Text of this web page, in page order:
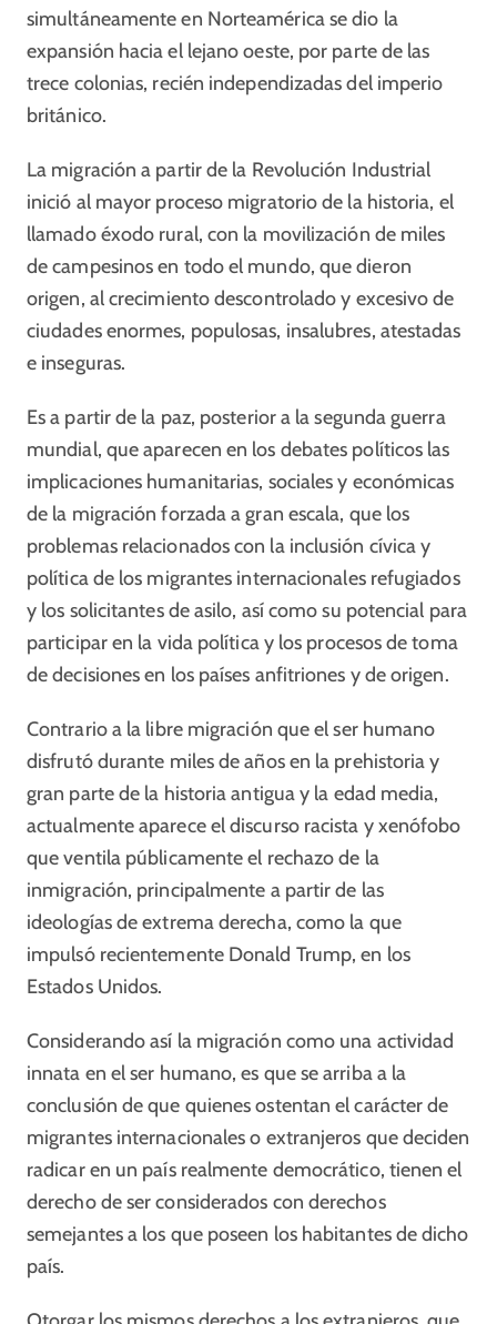
simultáneamente en Norteamérica se dio la
expansión hacia el lejano oeste, por parte de las
trece colonias, recién independizadas del imperio
británico.
La migración a partir de la Revolución Industrial
inició al mayor proceso migratorio de la historia, el
llamado éxodo rural, con la movilización de miles
de campesinos en todo el mundo, que dieron
origen, al crecimiento descontrolado y excesivo de
ciudades enormes, populosas, insalubres, atestadas
e inseguras.
Es a partir de la paz, posterior a la segunda guerra
mundial, que aparecen en los debates políticos las
implicaciones humanitarias, sociales y económicas
de la migración forzada a gran escala, que los
problemas relacionados con la inclusión cívica y
política de los migrantes internacionales refugiados
y los solicitantes de asilo, así como su potencial para
participar en la vida política y los procesos de toma
de decisiones en los países anfitriones y de origen.
Contrario a la libre migración que el ser humano
disfrutó durante miles de años en la prehistoria y
gran parte de la historia antigua y la edad media,
actualmente aparece el discurso racista y xenófobo
que ventila públicamente el rechazo de la
inmigración, principalmente a partir de las
ideologías de extrema derecha, como la que
impulsó recientemente Donald Trump, en los
Estados Unidos.
Considerando así la migración como una actividad
innata en el ser humano, es que se arriba a la
conclusión de que quienes ostentan el carácter de
migrantes internacionales o extranjeros que deciden
radicar en un país realmente democrático, tienen el
derecho de ser considerados con derechos
semejantes a los que poseen los habitantes de dicho
país.